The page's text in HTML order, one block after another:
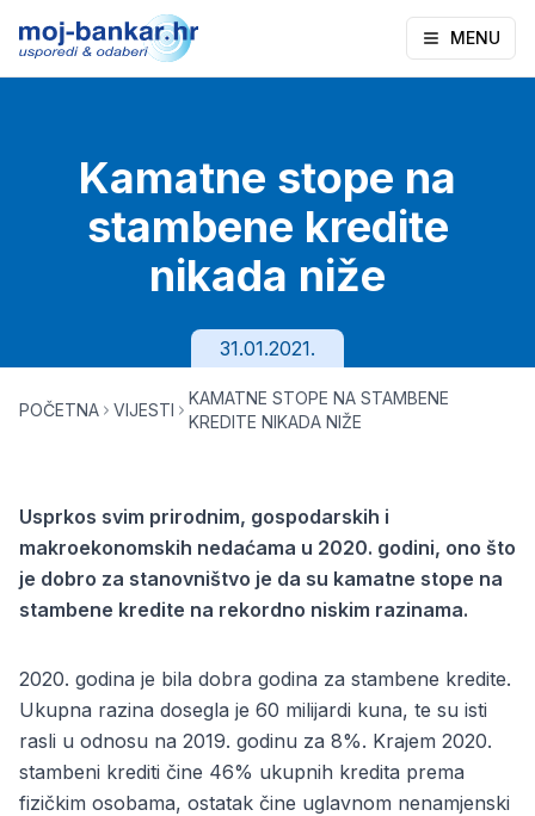
MENU
Kamatne stope na
stambene kredite
nikada niže
31.01.2021.
POČETNA VIJESTI
KAMATNE STOPE NA STAMBENE
KREDITE NIKADA NIŽE
Usprkos svim prirodnim, gospodarskih i
makroekonomskih nedaćama u 2020. godini, ono što
je dobro za stanovništvo je da su kamatne stope na
stambene kredite na rekordno niskim razinama.
2020. godina je bila dobra godina za stambene kredite.
Ukupna razina dosegla je 60 milijardi kuna, te su isti
rasli u odnosu na 2019. godinu za 8%. Krajem 2020.
stambeni krediti čine 46% ukupnih kredita prema
fizičkim osobama, ostatak čine uglavnom nenamjenski